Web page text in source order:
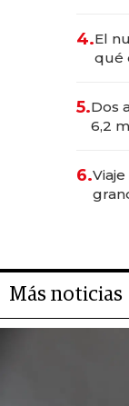
4.El
qué
5.Dos
6,2
6.
Más noticias